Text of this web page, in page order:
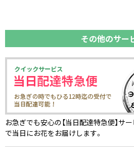
その他のサー
お急ぎでも安心の【当日配達特急便】サ
で当日にお花をお届けします。